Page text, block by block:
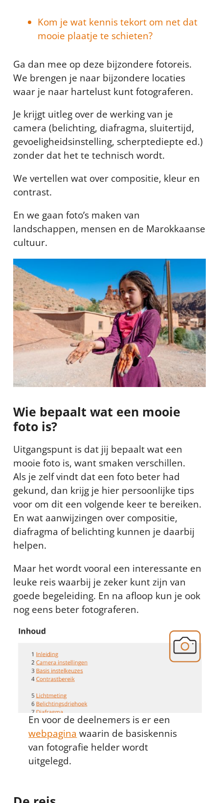
Kom je wat kennis tekort om net dat
mooie plaatje te schieten?
Ga dan mee op deze bijzondere fotoreis.
We brengen je naar bijzondere locaties
waar je naar hartelust kunt fotograferen.
Je krijgt uitleg over de werking van je
camera (belichting, diafragma, sluitertijd,
gevoeligheidsinstelling, scherptediepte ed.)
zonder dat het te technisch wordt.
We vertellen wat over compositie, kleur en
contrast.
En we gaan foto’s maken van
landschappen, mensen en de Marokkaanse
cultuur.
Wie bepaalt wat een mooie
foto is?
Uitgangspunt is dat jij bepaalt wat een
mooie foto is, want smaken verschillen.
Als je zelf vindt dat een foto beter had
gekund, dan krijg je hier persoonlijke tips
voor om dit een volgende keer te bereiken.
En wat aanwijzingen over compositie,
diafragma of belichting kunnen je daarbij
helpen.
Maar het wordt vooral een interessante en
leuke reis waarbij je zeker kunt zijn van
goede begeleiding. En na afloop kun je ook
nog eens beter fotograferen.
En voor de deelnemers is er een
webpagina waarin de basiskennis
van fotografie helder wordt
uitgelegd.